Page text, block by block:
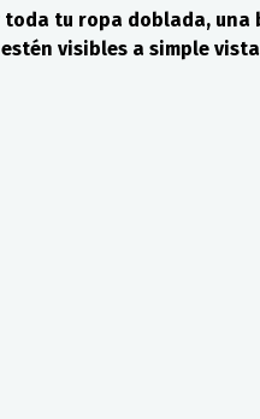
tu ropa doblada,
visibles a simple